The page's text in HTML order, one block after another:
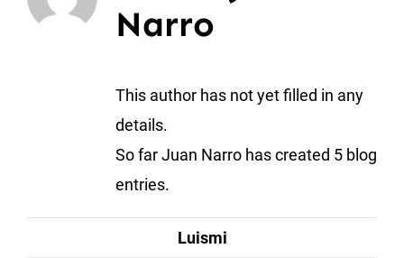
Narro
This author has not yet filled in any
details.
So far Juan Narro has created 5 blog
entries.
Luismi